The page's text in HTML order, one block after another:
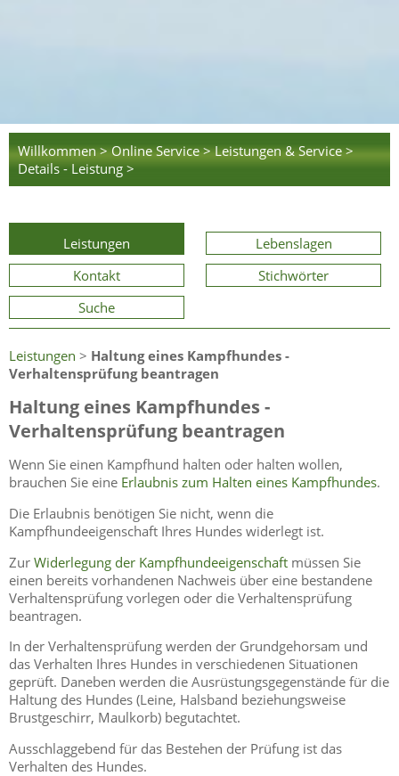
Willkommen > Online Service > Leistungen & Service >
Details - Leistung >
Leistungen
Lebenslagen
Kontakt
Stichwörter
Suche
Leistungen > Haltung eines Kampfhundes -
Verhaltensprüfung beantragen
Haltung eines Kampfhundes -
Verhaltensprüfung beantragen
Wenn Sie einen Kampfhund halten oder halten wollen,
brauchen Sie eine Erlaubnis zum Halten eines Kampfhundes.
Die Erlaubnis benötigen Sie nicht, wenn die
Kampfhundeeigenschaft Ihres Hundes widerlegt ist.
Zur Widerlegung der Kampfhundeeigenschaft müssen Sie
einen bereits vorhandenen Nachweis über eine bestandene
Verhaltensprüfung vorlegen oder die Verhaltensprüfung
beantragen.
In der Verhaltensprüfung werden der Grundgehorsam und
das Verhalten Ihres Hundes in verschiedenen Situationen
geprüft. Daneben werden die Ausrüstungsgegenstände für die
Haltung des Hundes (Leine, Halsband beziehungsweise
Brustgeschirr, Maulkorb) begutachtet.
Ausschlaggebend für das Bestehen der Prüfung ist das
Verhalten des Hundes.